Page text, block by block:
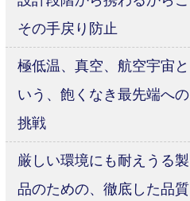
その手戻り防止
極低温、真空、航空宇宙と
いう、飽くなき最先端への
挑戦
厳しい環境にも耐えうる製
品のための、徹底した品質